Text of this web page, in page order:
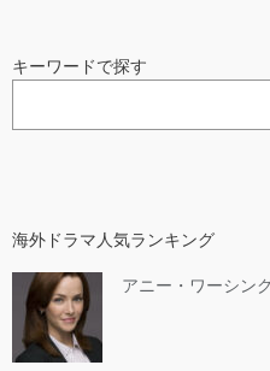
キーワードで探す
海外ドラマ人気ランキング
アニー・ワーシン